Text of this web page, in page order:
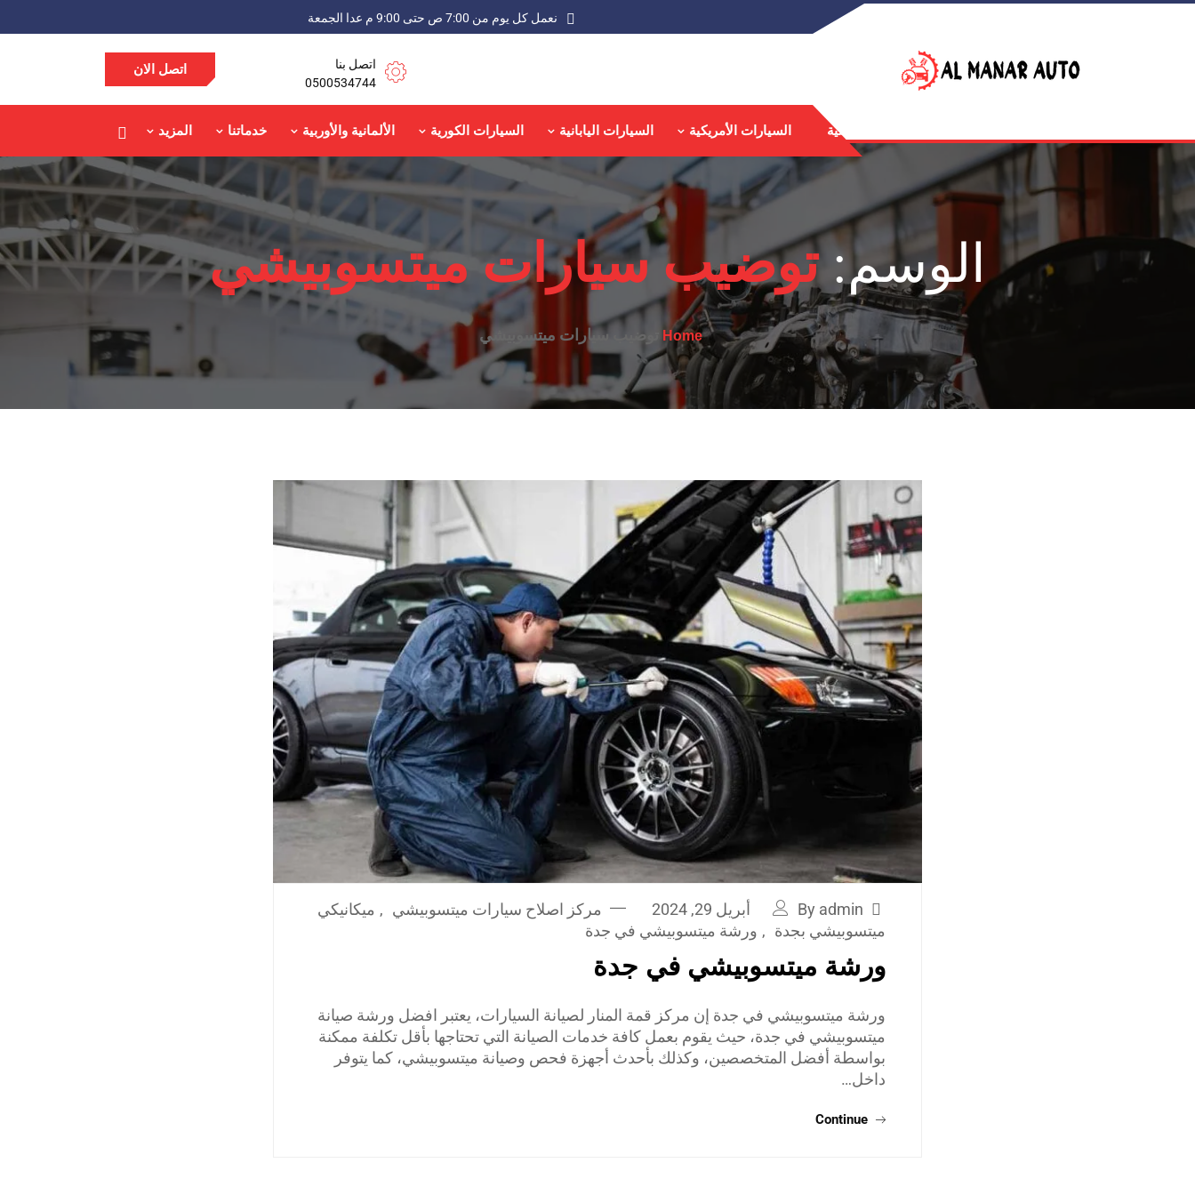
نعمل كل يوم من 7:00 ص حتى 9:00 م عدا الجمعة
اتصل بنا
0500534744
اتصل الان
الرئيسية السيارات الأمريكية السيارات اليابانية السيارات الكورية الألمانية والأوربية خدماتنا المزيد
الوسم:توضيب سيارات ميتسوبيشي
Home توضيب سيارات ميتسوبيشي
By admin أبريل 29, 2024 مركز اصلاح سيارات ميتسوبيشي , ميكانيكي
ميتسوبيشي بجدة , ورشة ميتسوبيشي في جدة
ورشة ميتسوبيشي في جدة
ورشة ميتسوبيشي في جدة إن مركز قمة المنار لصيانة السيارات، يعتبر افضل ورشة صيانة
ميتسوبيشي في جدة، حيث يقوم بعمل كافة خدمات الصيانة التي تحتاجها بأقل تكلفة ممكنة
بواسطة أفضل المتخصصين، وكذلك بأحدث أجهزة فحص وصيانة ميتسوبيشي، كما يتوفر
داخل…
Continue